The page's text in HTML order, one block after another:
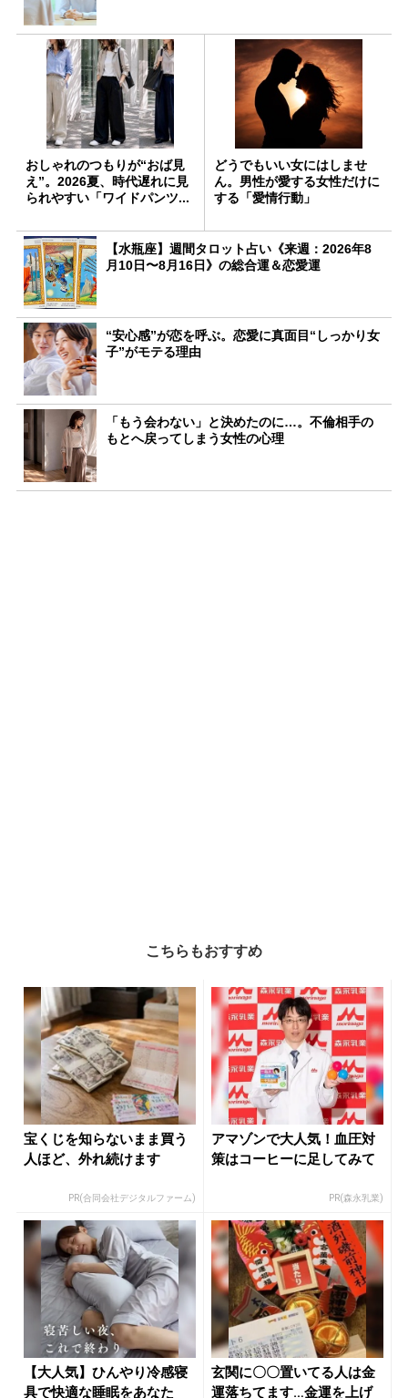
おしゃれのつもりが“おば見
え”。2026夏、時代遅れに見
られやすい「ワイドパンツ...
どうでもいい女にはしませ
ん。男性が愛する女性だけに
する「愛情行動」
【水瓶座】週間タロット占い《来週：2026年8
月10日〜8月16日》の総合運＆恋愛運
“安心感”が恋を呼ぶ。恋愛に真面目“しっかり女
子”がモテる理由
「もう会わない」と決めたのに…。不倫相手の
もとへ戻ってしまう女性の心理
こちらもおすすめ
宝くじを知らないまま買う
人ほど、外れ続けます
PR(合同会社デジタルファーム)
アマゾンで大人気！血圧対
策はコーヒーに足してみて
PR(森永乳業)
【大人気】ひんやり冷感寝
具で快適な睡眠をあなた
玄関に〇〇置いてる人は金
運落ちてます…金運を上げ